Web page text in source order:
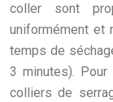
coller sont
uniformément et
temps de
3 minutes).
colliers de